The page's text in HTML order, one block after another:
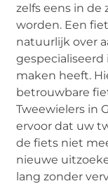
zelfs eens in
worden. Een
natuurlijk over
maken heeft.
betrouwbare
Tweewielers in
ervoor dat uw
de fiets niet
nieuwe
lang zonder